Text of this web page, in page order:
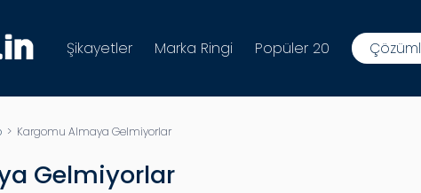
Şikayetler Marka Ringi Popüler 20
> Kargomu Almaya Gelmiyorlar
Gelmiyorlar